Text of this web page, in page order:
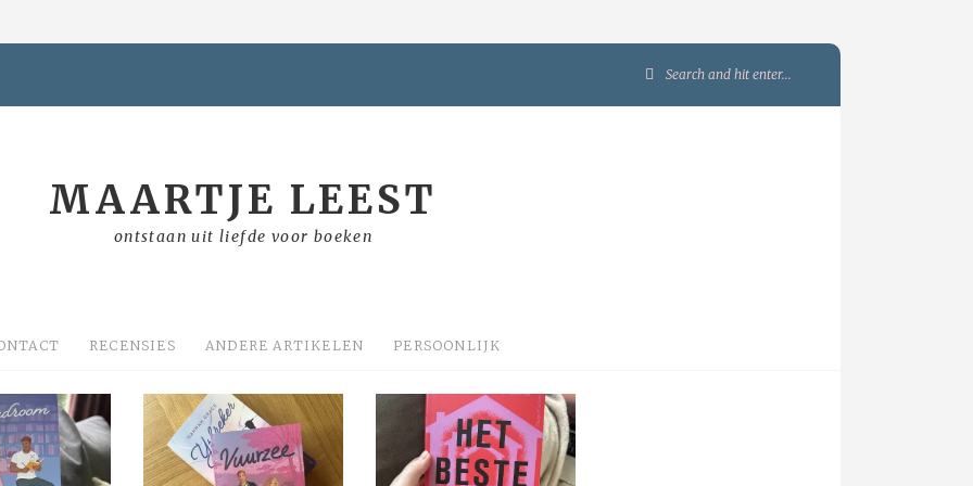
Search
MAARTJE LEEST
ontstaan uit liefde voor boeken
RECENSIES ANDERE ARTIKELEN PERSOONLIJK